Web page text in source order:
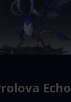
Echo